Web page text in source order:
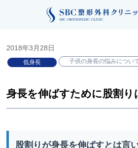
整形外科コラム 小児低身長 子
2018年3月28日
低身長 子供の身長の悩みについ
身長を伸ばすために股割り
股割りが身長を伸ばすとは言